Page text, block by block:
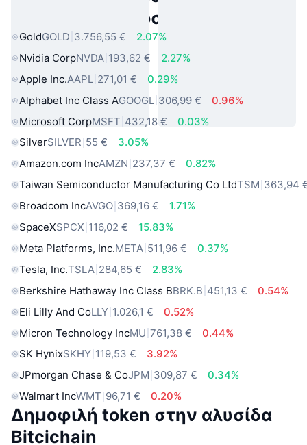
πραγματικού κόσμου
GoldGOLD 3.756,55 €
2.07%
Nvidia CorpNVDA 193,62 €
2.27%
Apple Inc.AAPL 271,01 €
0.29%
Alphabet Inc Class AGOOGL 306,99 €
0.96%
Microsoft CorpMSFT 432,18 €
0.03%
SilverSILVER 55 €
3.05%
Amazon.com IncAMZN 237,37 €
0.82%
Taiwan Semiconductor Manufacturing Co LtdTSM 363,94
Broadcom IncAVGO 369,16 €
1.71%
SpaceXSPCX 116,02 €
15.83%
Meta Platforms, Inc.META 511,96 €
0.37%
Tesla, Inc.TSLA 284,65 €
2.83%
Berkshire Hathaway Inc Class BBRK.B 451,13 €
0.54%
Eli Lilly And CoLLY 1.026,1 €
0.52%
Micron Technology IncMU 761,38 €
0.44%
SK HynixSKHY 119,53 €
3.92%
JPmorgan Chase & CoJPM 309,87 €
0.34%
Walmart IncWMT 96,71 € 0.20%
Δημοφιλή token στην αλυσίδα
Bitcichain